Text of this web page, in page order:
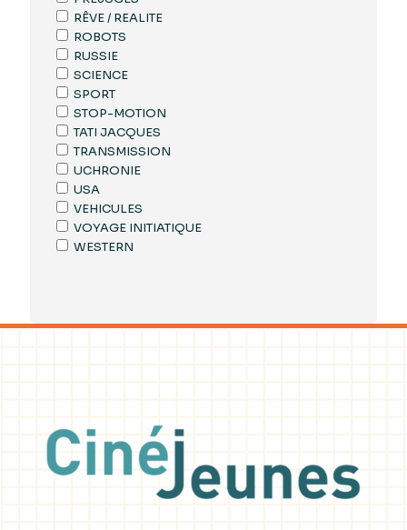
RÊVE / REALITE
ROBOTS
RUSSIE
SCIENCE
SPORT
STOP-MOTION
TATI JACQUES
TRANSMISSION
UCHRONIE
USA
VEHICULES
VOYAGE INITIATIQUE
WESTERN